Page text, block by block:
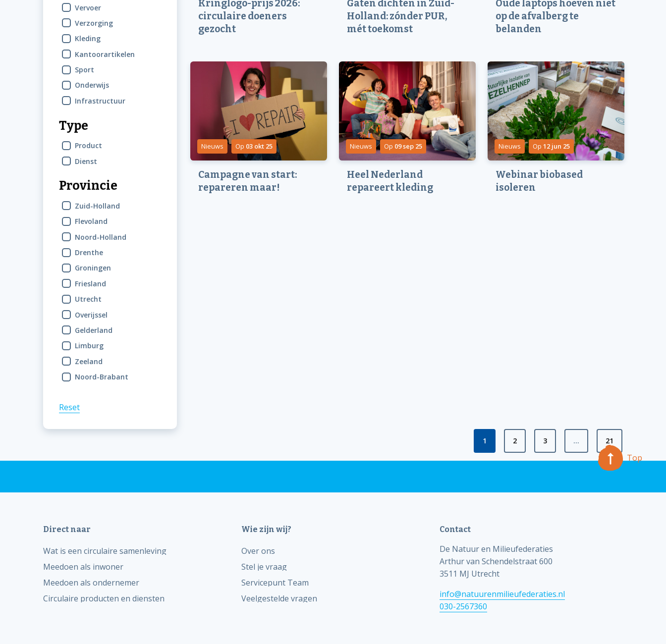
Vervoer
Verzorging
Kleding
Kantoorartikelen
Sport
Onderwijs
Infrastructuur
Type
Product
Dienst
Provincie
Zuid-Holland
Flevoland
Noord-Holland
Drenthe
Groningen
Friesland
Utrecht
Overijssel
Gelderland
Limburg
Zeeland
Noord-Brabant
Reset
Kringlogo-prijs 2026:
circulaire doeners
gezocht
Gaten dichten in Zuid-
Holland: zónder PUR,
mét toekomst
Oude laptops hoeven niet
op de afvalberg te
belanden
Nieuws Op 03 okt 25
Campagne van start:
repareren maar!
Nieuws Op 09 sep 25
Heel Nederland
repareert kleding
Nieuws Op 12 jun 25
Webinar biobased
isoleren
1 2 3 … 21
Direct naar
Wat is een circulaire samenleving
Meedoen als inwoner
Meedoen als ondernemer
Circulaire producten en diensten
Wie zijn wij?
Over ons
Stel je vraag
Servicepunt Team
Veelgestelde vragen
Contact
De Natuur en Milieufederaties
Arthur van Schendelstraat 600
3511 MJ Utrecht
info@natuurenmilieufederaties.nl
030-2567360
Top